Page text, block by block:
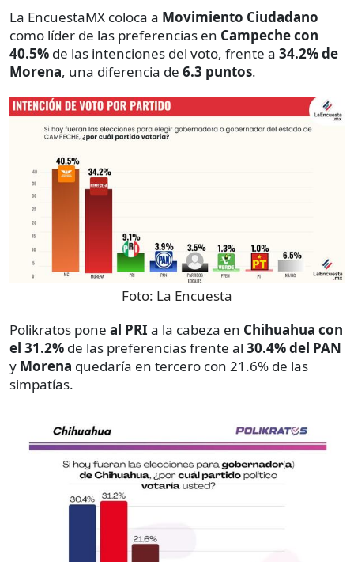
La EncuestaMX coloca a Movimiento Ciudadano
como líder de las preferencias en Campeche con
40.5% de las intenciones del voto, frente a 34.2% de
Morena, una diferencia de 6.3 puntos.
Foto: La Encuesta
Polikratos pone al PRI a la cabeza en Chihuahua con
el 31.2% de las preferencias frente al 30.4% del PAN
y Morena quedaría en tercero con 21.6% de las
simpatías.